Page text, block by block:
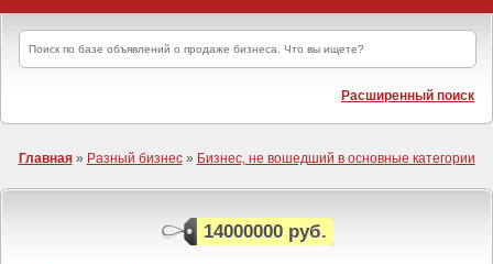
Расширенный поиск
Главная» Разный бизнес» Бизнес, не вошедший в основные категории
14000000 руб.